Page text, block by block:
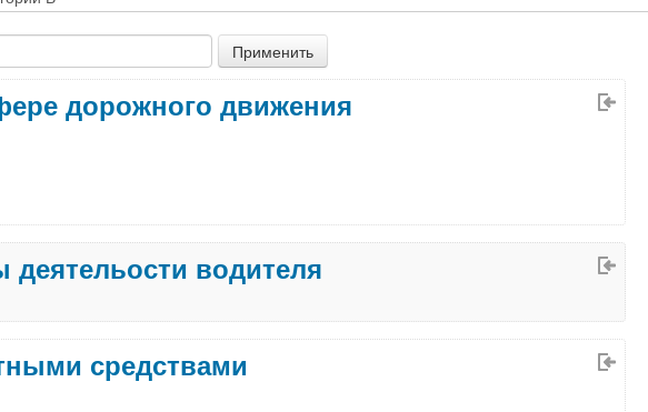
дорожного движения
водителя
средствами